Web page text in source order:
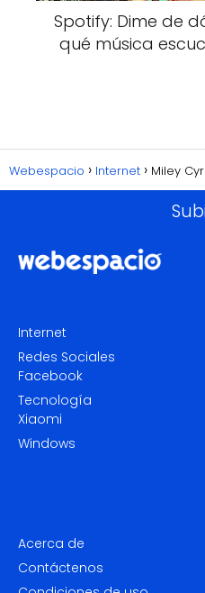
Spotify: Dime de
qué música
Webespacio Internet Miley
Internet
Redes Sociales
Facebook
Tecnología
Xiaomi
Windows
Acerca de
Contáctenos